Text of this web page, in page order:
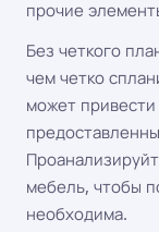
прочие
Без четкого
чем четко
может
мебель, чтобы
необходима.